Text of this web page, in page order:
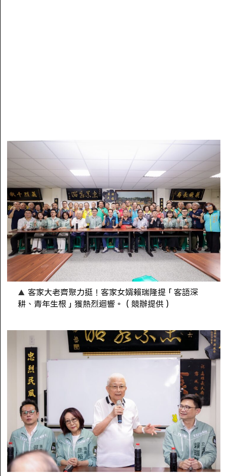
客家大老齊聚力挺！客家女婿賴瑞隆提「客語深
耕、青年生根」獲熱烈迴響。（競辦提供）